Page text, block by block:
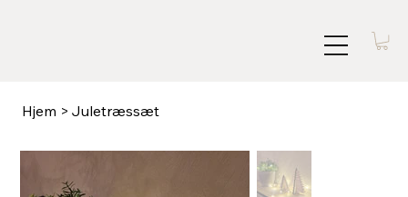
Hjem > Juletræssæt